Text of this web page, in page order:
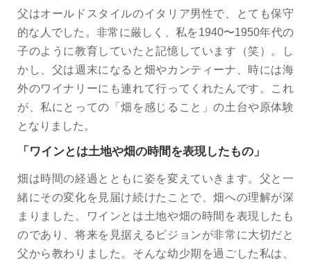
父はオールドスタイルのイタリア男性で、とても保守
的な人でした。非常に厳しく、私を1940〜1950年代の
子のように教育していたと記憶しています（笑）。し
かし、父は週末になると畑やカンティーナ、時には海
外のワイナリーにも連れて行ってくれたんです。これ
が、私にとっての「畑を感じること」の土台や原体験
となりました。
「ワインとは土地や畑の時間を表現したもの」
畑は時間の経過とともに姿を変えていきます。父と一
緒にその変化を見届け続けたことで、畑への理解が深
まりました。ワインとは土地や畑の時間を表現したも
のであり、将来を見据えるビジョンが非常に大切だと
父から教わりました。そんな幼少期を過ごした私は、